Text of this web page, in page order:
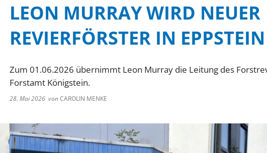
LEON MURRAY WIRD NEUER
REVIERFÖRSTER IN EPPSTEIN
Zum 01.06.2026 übernimmt Leon Murray die Leitung des
Forstamt Königstein.
28. Mai 2026 vonCAROLIN MENKE